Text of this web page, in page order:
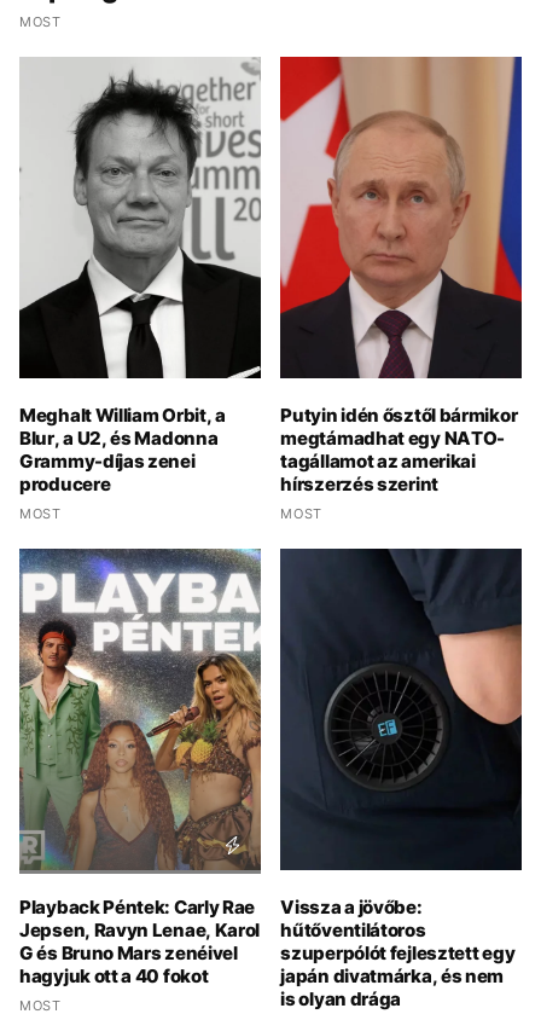
MOST
Meghalt William Orbit, a
Blur, a U2, és Madonna
Grammy-díjas zenei
producere
MOST
Putyin idén ősztől bármikor
megtámadhat egy NATO-
tagállamot az amerikai
hírszerzés szerint
MOST
Playback Péntek: Carly Rae
Jepsen, Ravyn Lenae, Karol
G és Bruno Mars zenéivel
hagyjuk ott a 40 fokot
MOST
Vissza a jövőbe:
hűtőventilátoros
szuperpólót fejlesztett egy
japán divatmárka, és nem
is olyan drága